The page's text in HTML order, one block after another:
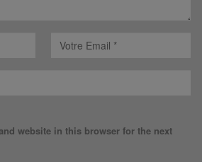
website in this browser for the next